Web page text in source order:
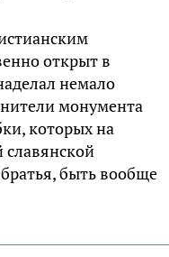
открыт в
немало
монумента
которых на
славянской
быть вообще